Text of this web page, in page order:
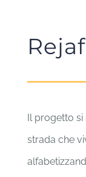
Il progetto
strada che